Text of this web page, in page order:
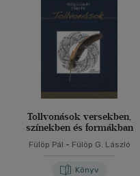
Tollvonások versekben,
színekben és formákban
Fülöp Pál - Fülöp G. László
Könyv